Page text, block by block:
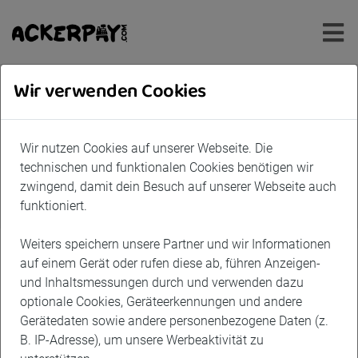
© myAcker GmbH
Lagerhaus Feldbach
Wir verwenden Cookies
Wir nutzen Cookies auf unserer Webseite. Die
technischen und funktionalen Cookies benötigen wir
zwingend, damit dein Besuch auf unserer Webseite auch
funktioniert.
Weiters speichern unsere Partner und wir Informationen
auf einem Gerät oder rufen diese ab, führen Anzeigen-
und Inhaltsmessungen durch und verwenden dazu
optionale Cookies, Geräteerkennungen und andere
Gerätedaten sowie andere personenbezogene Daten (z.
B. IP-Adresse), um unsere Werbeaktivität zu